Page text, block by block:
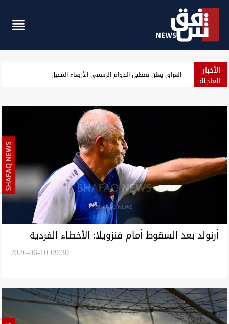
الأخبار
العاجلة مع إغلاق الأسواق.. الدولار يعاود الارتفاع في بغداد وأربيل
أرنولد بعد السقوط أمام فنزويلا: الأخطاء الفردية
2026-06-10 09:30